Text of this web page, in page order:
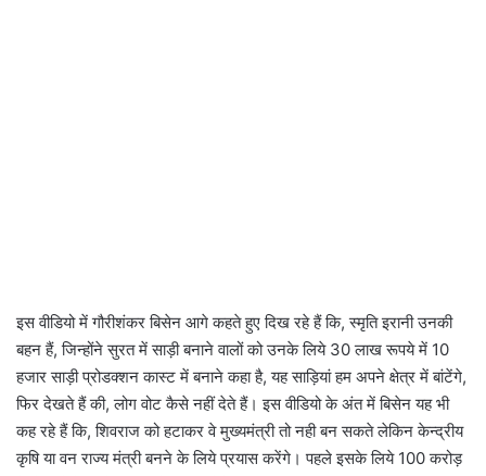
इस वीडियो में गौरीशंकर बिसेन आगे कहते हुए दिख रहे हैं कि, स्मृति इरानी उनकी
बहन हैं, जिन्होंने सुरत में साड़ी बनाने वालों को उनके लिये 30 लाख रूपये में 10
हजार साड़ी प्रोडक्शन कास्ट में बनाने कहा है, यह साड़ियां हम अपने क्षेत्र में बांटेंगे,
फिर देखते हैं की, लोग वोट कैसे नहीं देते हैं। इस वीडियो के अंत में बिसेन यह भी
कह रहे हैं कि, शिवराज को हटाकर वे मुख्यमंत्री तो नही बन सकते लेकिन केन्द्रीय
कृषि या वन राज्य मंत्री बनने के लिये प्रयास करेंगे। पहले इसके लिये 100 करोड़